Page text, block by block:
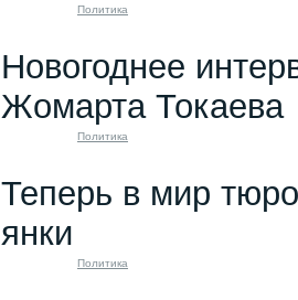
Политика
Новогоднее
Жомарта Токаева
Политика
Теперь в мир
янки
Политика